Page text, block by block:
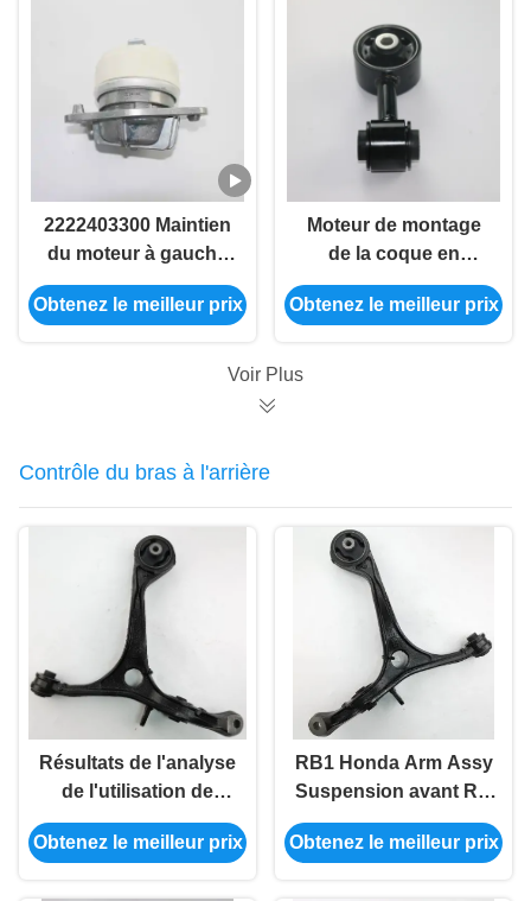
2222403300 Maintien
du moteur à gauche
pour Mercedes-Benz
W222 et X222
Obtenez le meilleur prix
Moteur de montage
de la coque en
caoutchouc 11350-
ED80A/11350-
Obtenez le meilleur prix
Voir Plus
Contrôle du bras à l'arrière
Résultats de l'analyse
de l'utilisation de
l'équipement
Obtenez le meilleur prix
RB1 Honda Arm Assy
Suspension avant RH
51350-Sfe-000 OEM
Obtenez le meilleur prix